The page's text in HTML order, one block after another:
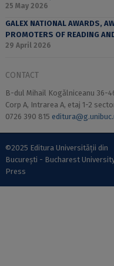
25 May 2026
GALEX NATIONAL AWARDS,
PROMOTERS OF READING
29 April 2026
CONTACT
B-dul Mihail Kogălniceanu 36-
Corp A, Intrarea A, etaj 1-2
0726 390 815
©2025 Editura Universității din
București - Bucharest
Press